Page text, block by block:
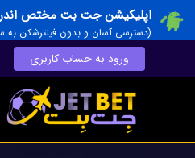
اپلیکیشن جت بت مختص
(دسترسی آسان و بدون فیلترشکن به
ورود به حساب کاربری